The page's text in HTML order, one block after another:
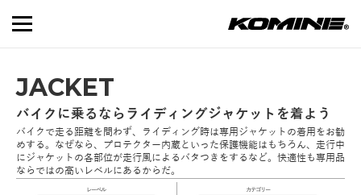
JACKET
バイクに乗るならライディングジャケットを着よう
バイクで走る距離を問わず、ライディング時は専用ジャケットの着用をお勧
めする。なぜなら、プロテクター内蔵といった保護機能はもちろん、走行中
にジャケットの各部位が走行風によるバタつきをするなど。快適性も専用品
ならではの高いレベルにあるからだ。
レーベル カテゴリー